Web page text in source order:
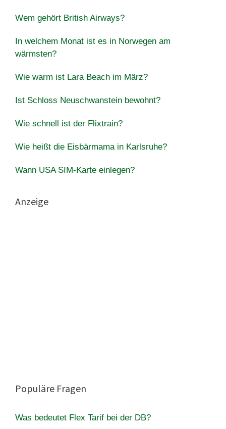
Wem gehört British Airways?
In welchem Monat ist es in Norwegen am
wärmsten?
Wie warm ist Lara Beach im März?
Ist Schloss Neuschwanstein bewohnt?
Wie schnell ist der Flixtrain?
Wie heißt die Eisbärmama in Karlsruhe?
Wann USA SIM-Karte einlegen?
Anzeige
Populäre Fragen
Was bedeutet Flex Tarif bei der DB?